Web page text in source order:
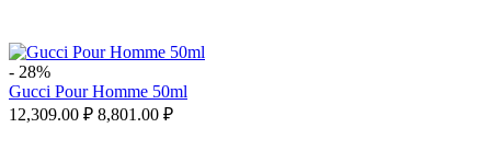
- 28%
Gucci Pour Homme 50ml
12,309.00 ₽ 8,801.00 ₽